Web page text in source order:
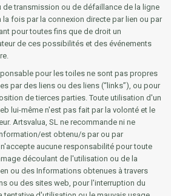
transmission ou de défaillance de la ligne
fois par la connexion directe par lien ou par
pour toutes fins que de droit un
de ces possibilités et des événements
pour les toiles ne sont pas propres
par des liens ou des liens (“links”), ou pour
de tierces parties. Toute utilisation d'un
lui-même n'est pas fait par la volonté et le
Artsvalua, SL ne recommande ni ne
est obtenu/s par ou par
aucune responsabilité pour toute
découlant de l'utilisation ou de la
ou des Informations obtenues à travers
ou des sites web, pour l'interruption du